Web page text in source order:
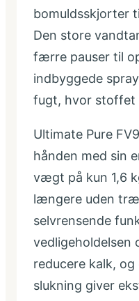
bomuldsskjorter
Den store
færre pauser til
indbyggede
fugt, hvor
Ultimate Pure
hånden med sin
vægt på kun 1,6
længere uden
selvrensende
vedligeholdelsen
reducere kalk,
slukning giver